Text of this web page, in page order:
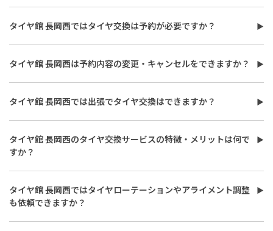
タイヤ館 長岡西のタイヤ交換時間は最短で約30分程度です。作業
内容や交換本数、車種により異なり、時間がかかる場合もござい
ます。詳しくは店舗スタッフまでお気軽にご相談ください。
タイヤ館 長岡西ではタイヤ交換は予約が必要ですか？
タイヤ館 長岡西でのタイヤ交換は予約不要ですが、作業時期や店
舗の状況によって当日の作業をお断りする場合がございます。その
ため、待ち時間なくご案内することができる事前予約をおすすめ
しています。
タイヤ館 長岡西は予約内容の変更・キャンセルをできますか？
タイヤ館 長岡西の予約内容の変更・キャンセルをご希望の場合
は、予約時の案内に従って手続きするか、早めに店舗へご連絡く
ださい。直前の変更は希望時間での作業が難しくなることもある
ため、余裕をもってお問い合わせいただくのがおすすめです。
タイヤ館 長岡西では出張でタイヤ交換はできますか？
タイヤ館 長岡西では出張サービスには対応しておりません。専門
の教育を受けた技術力の高いスタッフが専用の工具で丁寧に作業
させていただきますので、お手数ですが、ぜひ店舗までお越しく
ださい。
タイヤ館 長岡西のタイヤ交換サービスの特徴・メリットは何で
すか？
タイヤ館 長岡西のタイヤ交換サービスは専門スタッフの対応と安
心感が特徴です。専用工具を用いてタイヤの交換やローテーショ
ンを行う専門スタッフが対応し、空気圧・タイヤの片減り・外
傷・残溝の4項目も無料で点検させていただいています。
タイヤ館 長岡西ではタイヤローテーションやアライメント調整
も依頼できますか？
タイヤ館 長岡西ではローテーションやアライメント測定・調整も